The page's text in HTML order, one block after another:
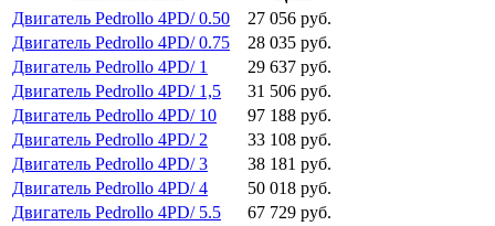
Двигатель Pedrollo 4PD/ 0.50
27 056 руб.
Двигатель Pedrollo 4PD/ 0.75
28 035 руб.
Двигатель Pedrollo 4PD/ 1
29 637 руб.
Двигатель Pedrollo 4PD/ 1,5
31 506 руб.
Двигатель Pedrollo 4PD/ 10
97 188 руб.
Двигатель Pedrollo 4PD/ 2
33 108 руб.
Двигатель Pedrollo 4PD/ 3
38 181 руб.
Двигатель Pedrollo 4PD/ 4
50 018 руб.
Двигатель Pedrollo 4PD/ 5.5
67 729 руб.